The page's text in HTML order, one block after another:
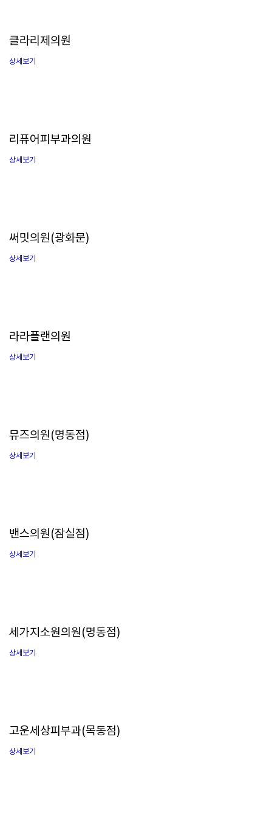
클라리제의원
상세보기
리퓨어피부과의원
상세보기
써밋의원(광화문)
상세보기
라라플랜의원
상세보기
뮤즈의원(명동점)
상세보기
밴스의원(잠실점)
상세보기
세가지소원의원(명동점)
상세보기
고운세상피부과(목동점)
상세보기